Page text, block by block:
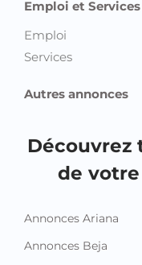
Emploi et Services
Emploi
Services
Autres annonces
Découvrez
de
Annonces Ariana
Annonces Beja